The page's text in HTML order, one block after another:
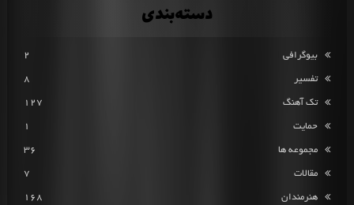
دسته‌بندی
بیوگرافی 2
تفسیر 8
تک آهنگ 127
حمایت 1
مجموعه ها 36
مقالات 7
هنرمندان 168